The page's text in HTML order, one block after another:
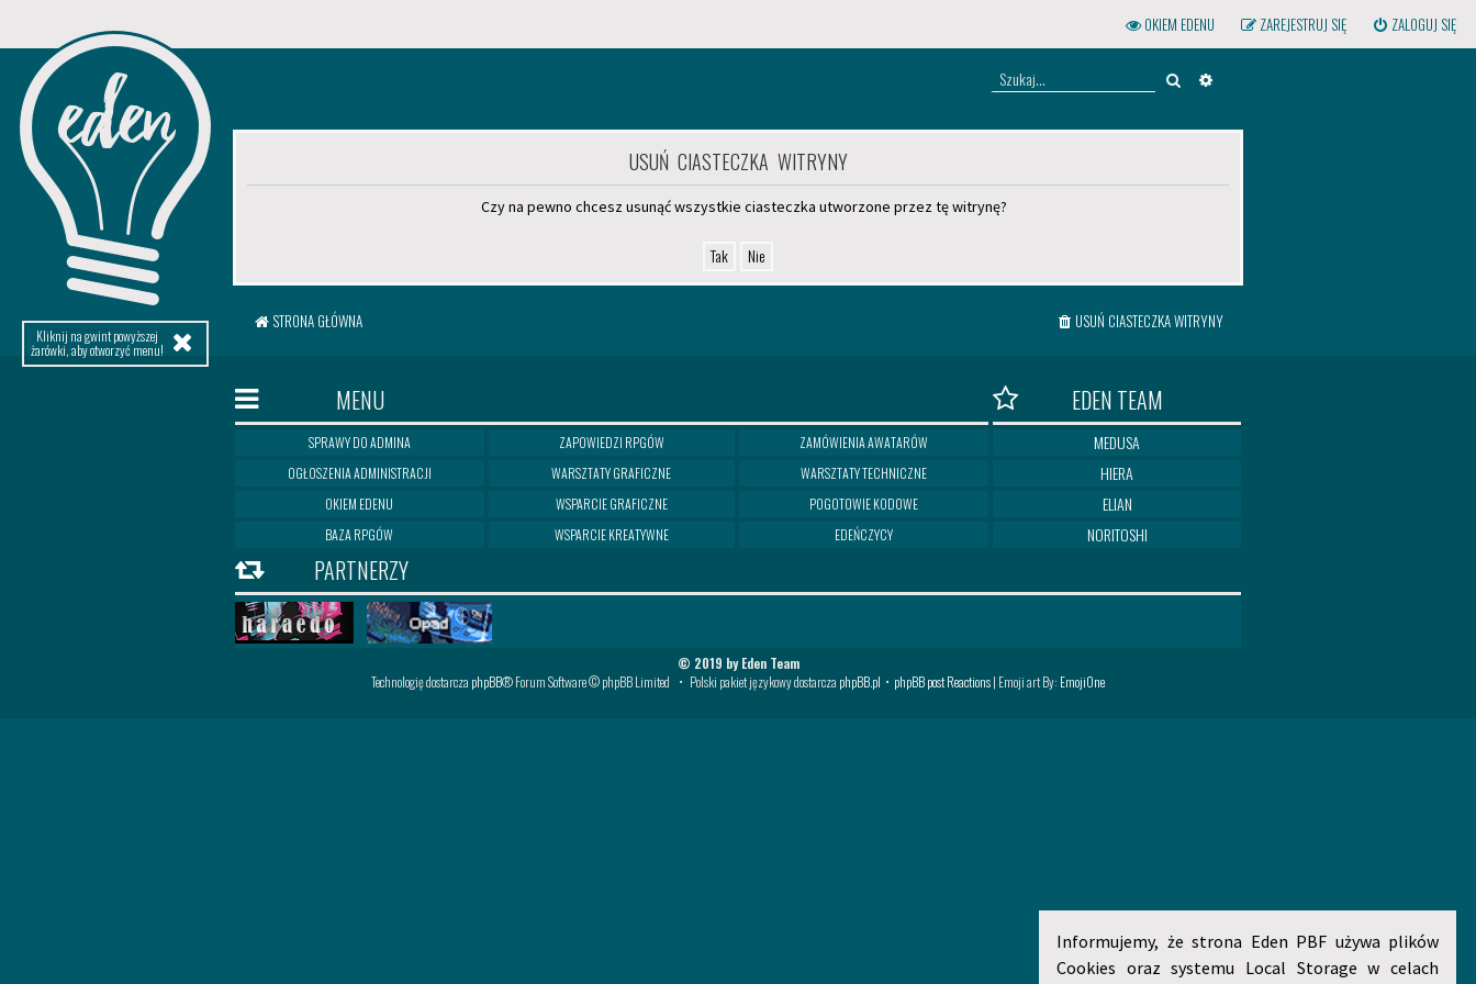
Informujemy, że strona Eden PBF używa plików
Cookies oraz systemu Local Storage w celach
Kliknij na gwint powyższej
żarówki, aby otworzyć menu!
ZALOGUJ SIĘ
ZAREJESTRUJ SIĘ
OKIEM EDENU
Szukaj
USUŃ CIASTECZKA WITRYNY
Czy na pewno chcesz usunąć wszystkie ciasteczka utworzone przez tę witrynę?
STRONA GŁÓWNA USUŃ CIASTECZKA WITRYNY
MENU
SPRAWY DO ADMINA
OGŁOSZENIA ADMINISTRACJI
OKIEM EDENU
BAZA RPGÓW
ZAPOWIEDZI RPGÓW
WARSZTATY GRAFICZNE
WSPARCIE GRAFICZNE
WSPARCIE KREATYWNE
ZAMÓWIENIA AWATARÓW
WARSZTATY TECHNICZNE
POGOTOWIE KODOWE
EDEŃCZYCY
EDEN TEAM
MEDUSA
HIERA
ELIAN
NORITOSHI
PARTNERZY
© 2019 by Eden Team
Technologię dostarcza phpBB® Forum Software © phpBB Limited • Polski pakiet językowy dostarcza phpBB.pl • phpBB post Reactions| Emoji art By: EmojiOne